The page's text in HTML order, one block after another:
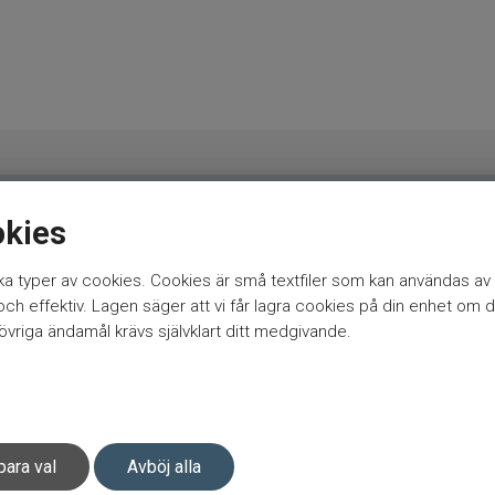
typer av cookies. Cookies är små textfiler som kan användas
effektiv. Lagen säger att vi får lagra cookies på din enhet om
ändamål krävs självklart ditt medgivande.
val Avböj alla
BFT haspelspön
Gunki haspelspön Savage Gear haspelspön Svartzonker